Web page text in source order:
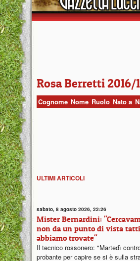
Rosa Berretti 2016/
Cognome Nome Ruolo Nato a
ULTIMI ARTICOLI
sabato, 8 agosto 2026, 22:26
Mister Bernardini:
non da un punto di vista
abbiamo trovate"
Il tecnico rossonero: "Martedì
probante per capire se si è sulla